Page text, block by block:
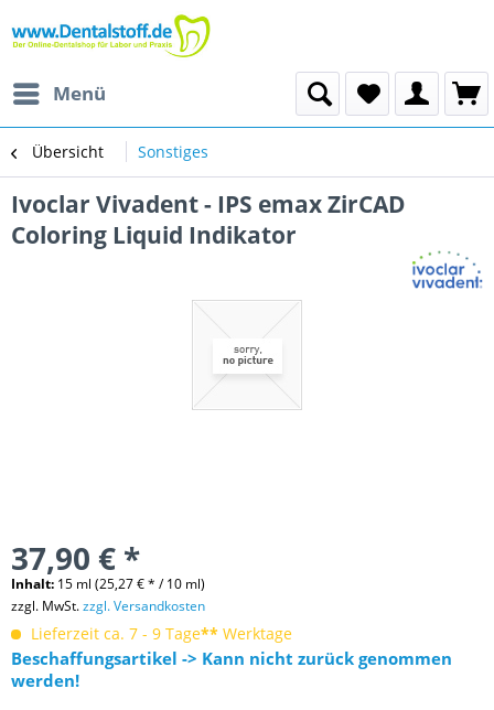
Menü
Übersicht Sonstiges
Ivoclar Vivadent - IPS emax ZirCAD
Coloring Liquid Indikator
37,90 € *
Inhalt: 15 ml (25,27 € * / 10 ml)
zzgl. MwSt.zzgl. Versandkosten
Lieferzeit ca. 7 - 9 Tage** Werktage
Beschaffungsartikel -> Kann nicht zurück genommen
werden!